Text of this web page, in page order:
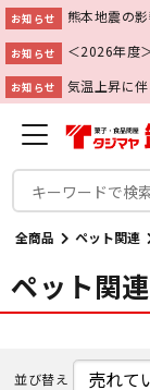
お知らせ 熊本地震の
お知らせ ＜2026年度
お知らせ 気温上昇に
全商品 ペット関連
ペット関
並び替え